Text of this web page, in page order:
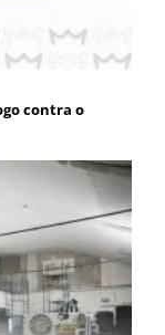
contra o